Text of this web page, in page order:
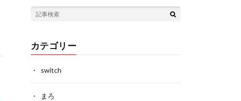
カテゴリー
switch
まろ